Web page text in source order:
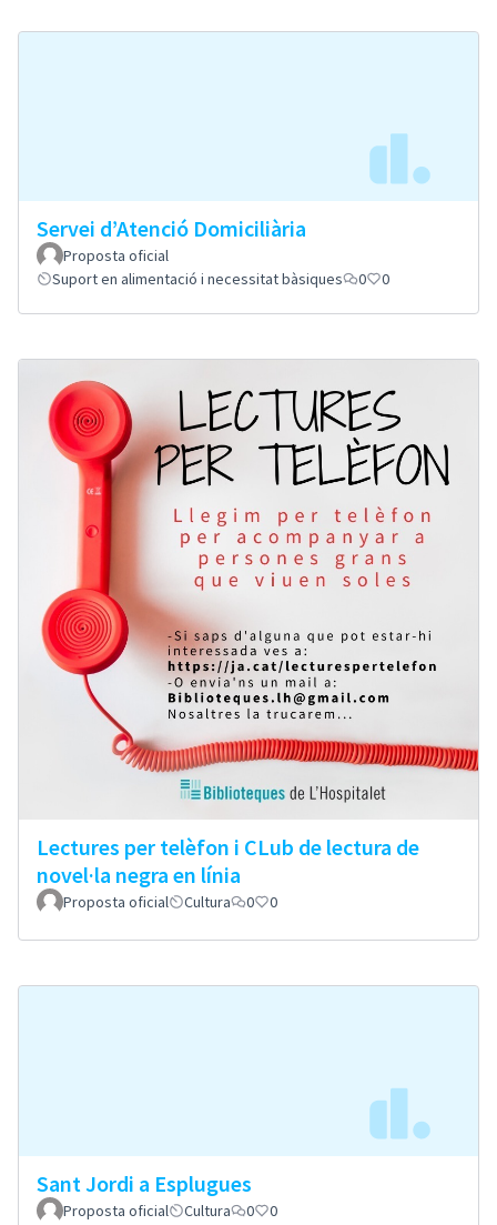
Servei d’Atenció Domiciliària
Proposta oficial
Suport en alimentació i necessitat bàsiques
0 0
Lectures per telèfon i CLub de lectura de
novel·la negra en línia
Proposta oficial Cultura 0 0
Sant Jordi a Esplugues
Proposta oficial Cultura 0 0